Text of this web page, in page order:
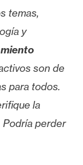
temas,
y
son de
para todos.
la
perder